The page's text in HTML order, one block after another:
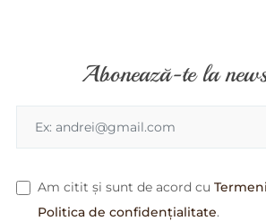
Abonează-te la
Am citit și sunt de acord cu
Politica de confidențialitate.